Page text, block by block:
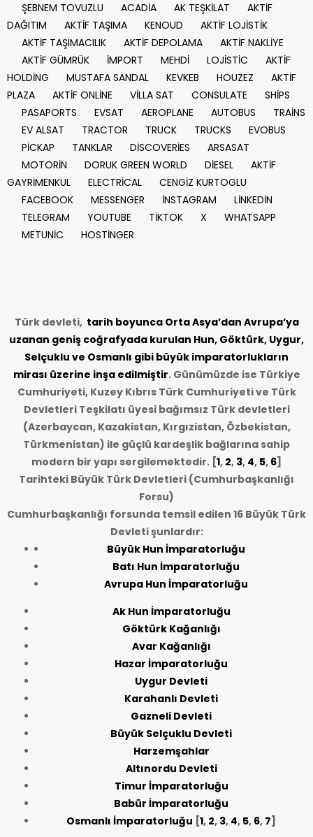
ŞEBNEM TOVUZLU
ACADİA AK TEŞKİLAT
AKTİF
DAĞITIM
AKTİF TAŞIMA KENOUD
AKTİF LOJİSTİK
AKTİF TAŞIMACILIK
AKTİF DEPOLAMA
AKTİF NAKLİYE
AKTİF GÜMRÜK
İMPORT MEHDİ LOJİSTİC
AKTİF
HOLDİNG
MUSTAFA SANDAL KEVKEB HOUZEZ
AKTİF
PLAZA
AKTİF ONLİNE VİLLA SAT CONSULATE
SHİPS
PASAPORTS
EVSAT AEROPLANE AUTOBUS
TRAİNS
EV ALSAT
TRACTOR TRUCK TRUCKS
EVOBUS
PİCKAP
TANKLAR DİSCOVERİES
ARSASAT
MOTORİN
DORUK GREEN WORLD DİESEL
AKTİF
GAYRİMENKUL
ELECTRİCAL
CENGİZ KURTOGLU
FACEBOOK
MESSENGER İNSTAGRAM
LİNKEDİN
TELEGRAM
YOUTUBE TİKTOK X
WHATSAPP
METUNİC
HOSTİNGER
Türk devleti, tarih boyunca Orta Asya’dan Avrupa’ya
uzanan geniş coğrafyada kurulan Hun, Göktürk, Uygur,
Selçuklu ve Osmanlı gibi büyük imparatorlukların
mirası üzerine inşa edilmiştir. Günümüzde ise Türkiye
Cumhuriyeti, Kuzey Kıbrıs Türk Cumhuriyeti ve Türk
Devletleri Teşkilatı üyesi bağımsız Türk devletleri
(Azerbaycan, Kazakistan, Kırgızistan, Özbekistan,
Türkmenistan) ile güçlü kardeşlik bağlarına sahip
modern bir yapı sergilemektedir. [1, 2, 3, 4, 5, 6]
Tarihteki Büyük Türk Devletleri (Cumhurbaşkanlığı
Forsu)
Cumhurbaşkanlığı forsunda temsil edilen 16 Büyük Türk
Devleti şunlardır:
Büyük Hun İmparatorluğu
Batı Hun İmparatorluğu
Avrupa Hun İmparatorluğu
Ak Hun İmparatorluğu
Göktürk Kağanlığı
Avar Kağanlığı
Hazar İmparatorluğu
Uygur Devleti
Karahanlı Devleti
Gazneli Devleti
Büyük Selçuklu Devleti
Harzemşahlar
Altınordu Devleti
Timur İmparatorluğu
Babür İmparatorluğu
Osmanlı İmparatorluğu [1, 2, 3, 4, 5, 6, 7]